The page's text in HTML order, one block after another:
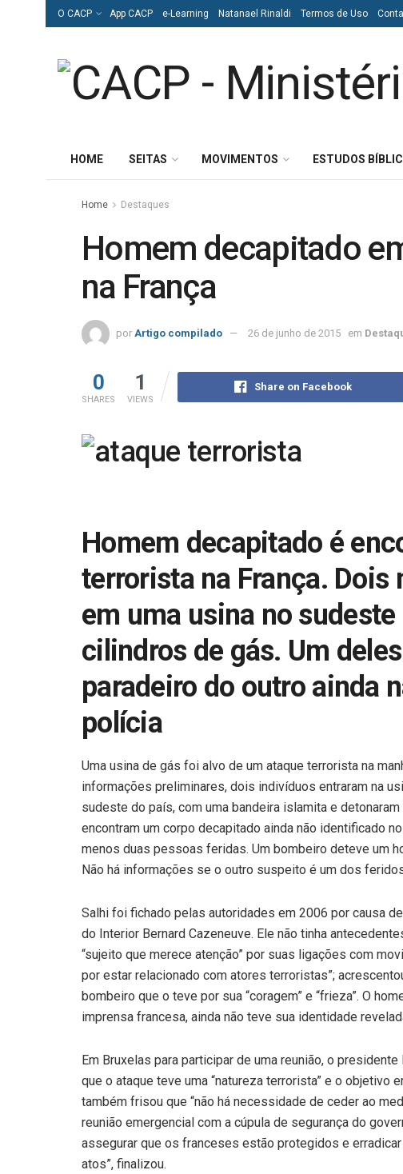
O CACP App CACP e-Learning Natanael Rinaldi Termos de Uso
HOME SEITAS MOVIMENTOS ESTUDOS
Home Destaques
Homem decapitado
na França
por Artigo compilado 26 de junho de 2015 em
0
SHARES
1
VIEWS
Share on Facebook
Homem decapitado é
terrorista na França. Dois
em uma usina no
cilindros de gás. Um
paradeiro do outro ainda
polícia
Uma usina de gás foi alvo de um ataque terrorista na
informações preliminares, dois indivíduos entraram na
sudeste do país, com uma bandeira islamita e
encontram um corpo decapitado ainda não identificado
menos duas pessoas feridas. Um bombeiro deteve um
Não há informações se o outro suspeito é um dos
Salhi foi fichado pelas autoridades em 2006 por causa
do Interior Bernard Cazeneuve. Ele não tinha
“sujeito que merece atenção” por suas ligações com
por estar relacionado com atores terroristas”;
bombeiro que o teve por sua “coragem” e “frieza”. O
imprensa francesa, ainda não teve sua identidade
Em Bruxelas para participar de uma reunião, o
que o ataque teve uma “natureza terrorista” e o objetivo
também frisou que “não há necessidade de ceder ao
reunião emergencial com a cúpula de segurança do
assegurar que os franceses estão protegidos e
atos”, finalizou.